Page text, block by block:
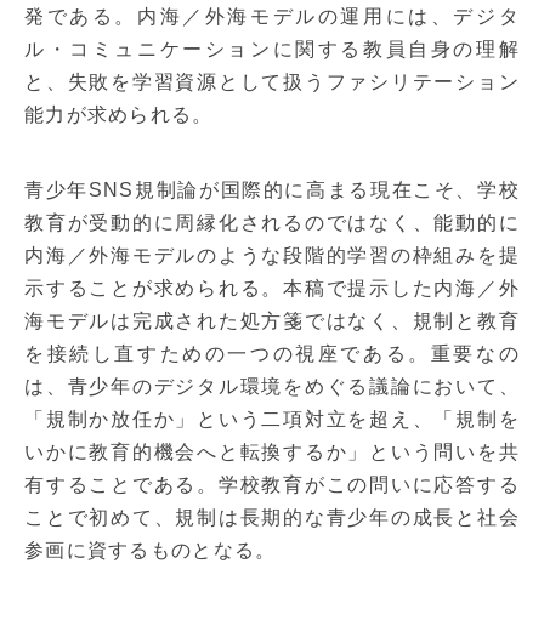
発である。内海／外海モデルの運用には、デジタ
ル・コミュニケーションに関する教員自身の理解
と、失敗を学習資源として扱うファシリテーション
能力が求められる。
青少年SNS規制論が国際的に高まる現在こそ、学校
教育が受動的に周縁化されるのではなく、能動的に
内海／外海モデルのような段階的学習の枠組みを提
示することが求められる。本稿で提示した内海／外
海モデルは完成された処方箋ではなく、規制と教育
を接続し直すための一つの視座である。重要なの
は、青少年のデジタル環境をめぐる議論において、
「規制か放任か」という二項対立を超え、「規制を
いかに教育的機会へと転換するか」という問いを共
有することである。学校教育がこの問いに応答する
ことで初めて、規制は長期的な青少年の成長と社会
参画に資するものとなる。